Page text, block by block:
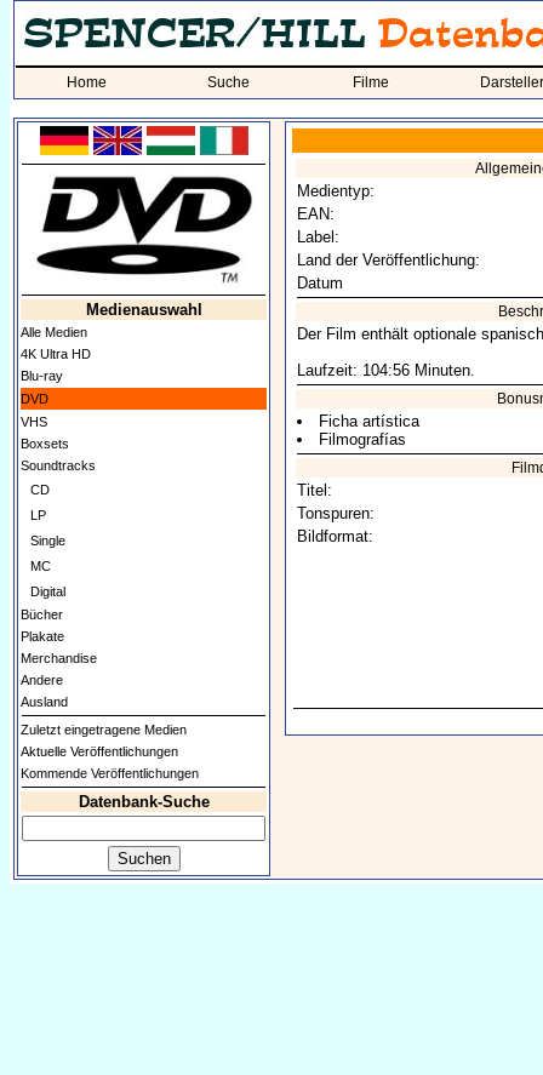
Home Suche Filme Darsteller
Medienauswahl
Alle Medien
4K Ultra HD
Blu-ray
DVD
VHS
Boxsets
Soundtracks
CD
LP
Single
MC
Digital
Bücher
Plakate
Merchandise
Andere
Ausland
Zuletzt eingetragene Medien
Aktuelle Veröffentlichungen
Kommende Veröffentlichungen
Datenbank-Suche
Medientyp:
EAN:
Label:
Land der Veröffentlichung:
Datum
Der Film enthält optionale
Laufzeit: 104:56 Minuten.
Ficha artística
Filmografías
Titel:
Tonspuren:
Bildformat: